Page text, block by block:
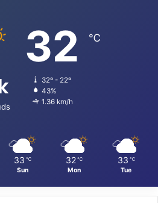
32 ℃
32º - 22º
43%
1.36 km/h
33 ℃
Sun
32 ℃
Mon
33 ℃
Tue